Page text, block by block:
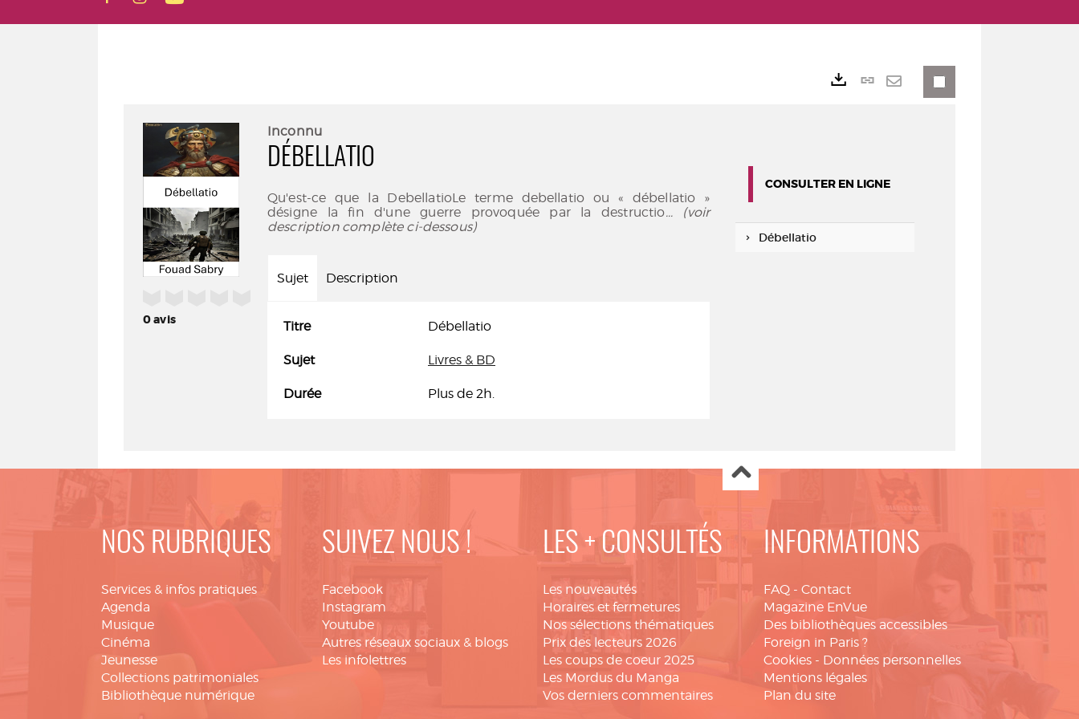
0avis
Inconnu
DÉBELLATIO
Qu'est-ce que la DebellatioLe terme debellatio ou « débellatio »
désigne la fin d'une guerre provoquée par la destructio... (voir
description complète ci-dessous)
Sujet Description
Titre Débellatio
Sujet Livres & BD
Durée Plus de 2h.
Lien
CONSULTER EN LIGNE
Débellatio
NOS RUBRIQUES
Services & infos pratiques
Agenda
Musique
Cinéma
Jeunesse
Collections patrimoniales
Bibliothèque numérique
SUIVEZ NOUS !
Facebook
Instagram
Youtube
Autres réseaux sociaux & blogs
Les infolettres
LES + CONSULTÉS
Les nouveautés
Horaires et fermetures
Nos sélections thématiques
Prix des lecteurs 2026
Les coups de coeur 2025
Les Mordus du Manga
Vos derniers commentaires
INFORMATIONS
FAQ - Contact
Magazine EnVue
Des bibliothèques accessibles
Foreign in Paris ?
Cookies - Données personnelles
Mentions légales
Plan du site